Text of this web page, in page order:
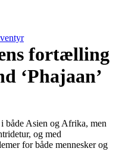
fortælling
‘Phajaan’
både Asien og Afrika, men
og med
for både mennesker og